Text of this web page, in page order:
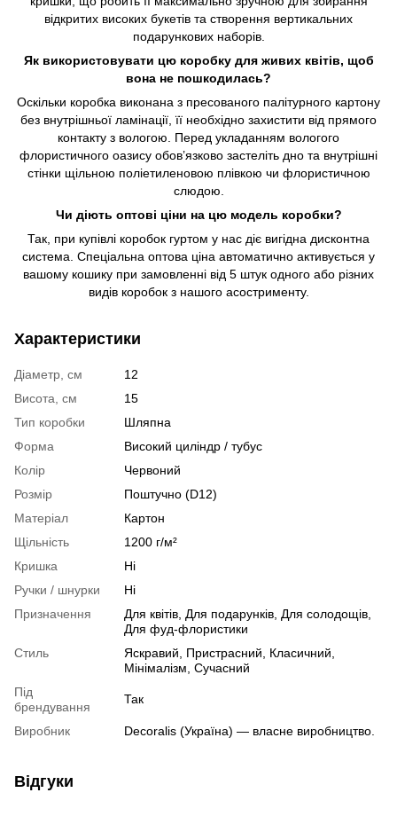
відкритих високих букетів та створення вертикальних
подарункових наборів.
Як використовувати цю коробку для живих квітів, щоб
вона не пошкодилась?
Оскільки коробка виконана з пресованого палітурного картону
без внутрішньої ламінації, її необхідно захистити від прямого
контакту з вологою. Перед укладанням вологого
флористичного оазису обов’язково застеліть дно та внутрішні
стінки щільною поліетиленовою плівкою чи флористичною
слюдою.
Чи діють оптові ціни на цю модель коробки?
Так, при купівлі коробок гуртом у нас діє вигідна дисконтна
система. Спеціальна оптова ціна автоматично активується у
вашому кошику при замовленні від 5 штук одного або різних
видів коробок з нашого асострименту.
Характеристики
Діаметр, см
12
Висота, см
15
Тип коробки
Шляпна
Форма
Високий циліндр / тубус
Колір
Червоний
Розмір
Поштучно (D12)
Матеріал
Картон
Щільність
1200 г/м²
Кришка
Ні
Ручки / шнурки
Ні
Призначення
Для квітів, Для подарунків, Для солодощів,
Для фуд-флористики
Стиль
Яскравий, Пристрасний, Класичний,
Мінімалізм, Сучасний
Під
брендування
Так
Виробник Decoralis (Україна) — власне виробництво.
Відгуки